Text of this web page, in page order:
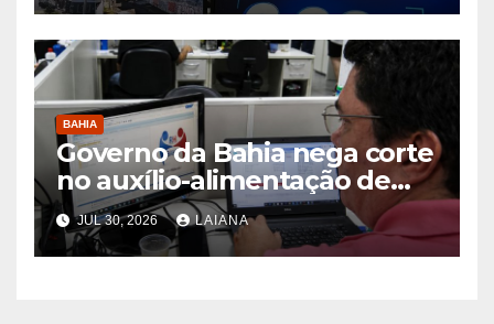
BAHIA
Governo da Bahia nega corte
no auxílio-alimentação de
servidores Reda
JUL 30, 2026 LAIANA